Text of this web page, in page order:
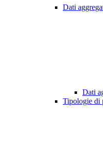
Dati
Dati
Tipologie di